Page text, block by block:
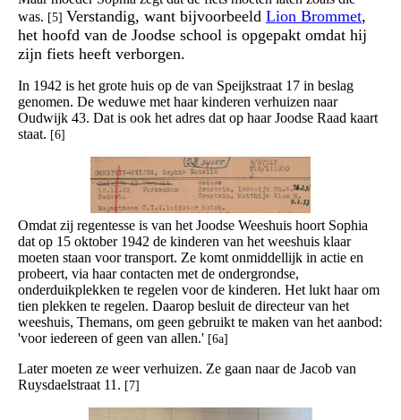
was. [5] Verstandig, want bijvoorbeeld Lion Brommet,
het hoofd van de Joodse school is opgepakt omdat hij
zijn fiets heeft verborgen.
In 1942 is het grote huis op de van Speijkstraat 17 in beslag
genomen. De weduwe met haar kinderen verhuizen naar
Oudwijk 43. Dat is ook het adres dat op haar Joodse Raad kaart
staat. [6]
Omdat zij regentesse is van het Joodse Weeshuis hoort Sophia
dat op 15 oktober 1942 de kinderen van het weeshuis klaar
moeten staan voor transport. Ze komt onmiddellijk in actie en
probeert, via haar contacten met de ondergrondse,
onderduikplekken te regelen voor de kinderen. Het lukt haar om
tien plekken te regelen. Daarop besluit de directeur van het
weeshuis, Themans, om geen gebruikt te maken van het aanbod:
'voor iedereen of geen van allen.' [6a]
Later moeten ze weer verhuizen. Ze gaan naar de Jacob van
Ruysdaelstraat 11. [7]